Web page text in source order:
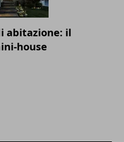
abitazione: il
house